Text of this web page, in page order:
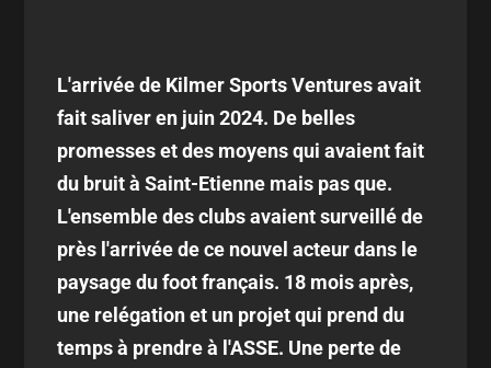
L'arrivée de Kilmer Sports Ventures avait
fait saliver en juin 2024. De belles
promesses et des moyens qui avaient fait
du bruit à Saint-Etienne mais pas que.
L'ensemble des clubs avaient surveillé de
près l'arrivée de ce nouvel acteur dans le
paysage du foot français. 18 mois après,
une relégation et un projet qui prend du
temps à prendre à l'ASSE. Une perte de